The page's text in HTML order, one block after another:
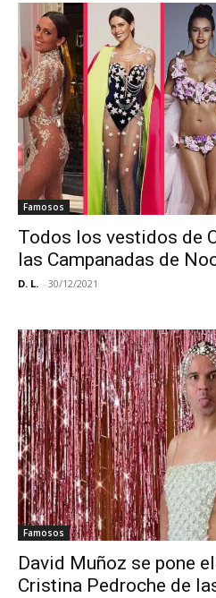
Famosos
Todos los vestidos de
las Campanadas de
D. L. - 30/12/2021
Famosos
David Muñoz se pone
Cristina Pedroche de